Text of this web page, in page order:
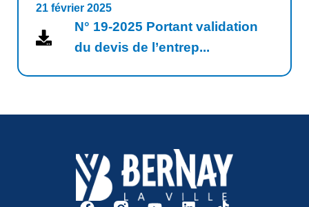
21 février 2025
N° 19-2025 Portant validation
du devis de l’entrep...